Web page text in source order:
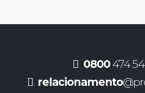
0800474
relacionamento